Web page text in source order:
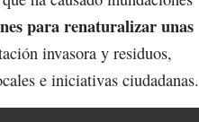
para renaturalizar unas
invasora y residuos,
e iniciativas ciudadanas.